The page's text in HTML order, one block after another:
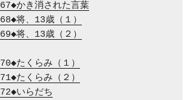
67◆かき消された言葉
68◆将、13歳（１）
69◆将、13歳（２）
70◆たくらみ（１）
71◆たくらみ（２）
72◆いらだち